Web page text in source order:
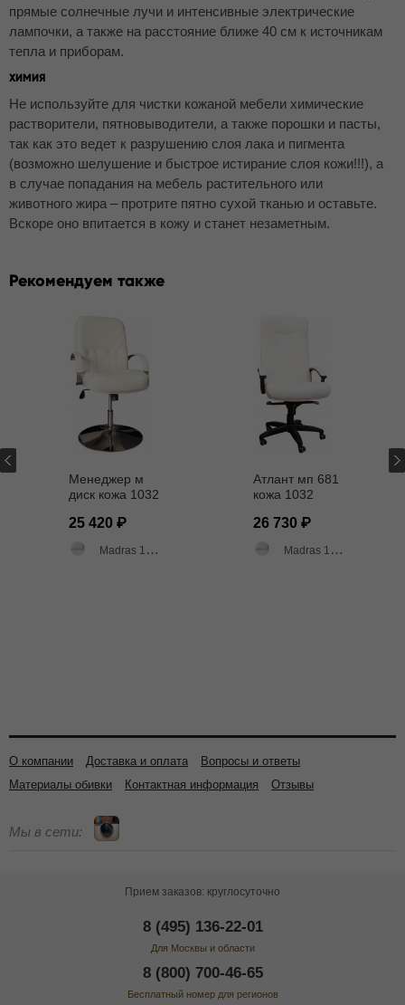
прямые солнечные лучи и интенсивные электрические
лампочки, а также на расстояние ближе 40 см к источникам
тепла и приборам.
ХИМИЯ
Не используйте для чистки кожаной мебели химические
растворители, пятновыводители, а также порошки и пасты,
так как это ведет к разрушению слоя лака и пигмента
(возможно шелушение и быстрое истирание слоя кожи!!!), а
в случае попадания на мебель растительного или
животного жира – протрите пятно сухой тканью и оставьте.
Вскоре оно впитается в кожу и станет незаметным.
Рекомендуем также
Менеджер м
диск кожа 1032
25 420
Madras 1032 слоновая кость матовый
Атлант мп 681
кожа 1032
26 730
Madras 1032 слоновая кость матовый
О компании Доставка и оплата
Вопросы и ответы
Материалы обивки
Контактная информация Отзывы
Мы в сети:
Прием заказов: круглосуточно
8 (495) 136-22-01
Для Москвы и области
8 (800) 700-46-65
Бесплатный номер для регионов